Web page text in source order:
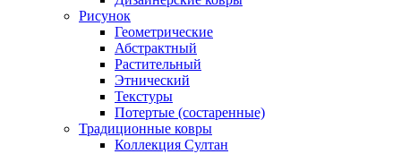
Рисунок
Геометрические
Абстрактный
Растительный
Этнический
Текстуры
Потертые (состаренные)
Традиционные ковры
Коллекция Султан